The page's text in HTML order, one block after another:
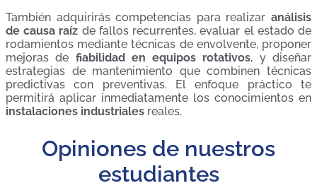
También adquirirás competencias para realizar análisis
de causa raíz de fallos recurrentes, evaluar el estado de
rodamientos mediante técnicas de envolvente, proponer
mejoras de fiabilidad en equipos rotativos, y diseñar
estrategias de mantenimiento que combinen técnicas
predictivas con preventivas. El enfoque práctico te
permitirá aplicar inmediatamente los conocimientos en
instalaciones industriales reales.
Opiniones de nuestros
estudiantes